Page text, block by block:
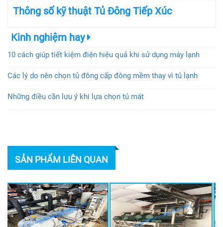
Thông số kỹ thuật Tủ Đông Tiếp Xúc
Kinh nghiệm hay
10 cách giúp tiết kiệm điện hiệu quả khi sử dụng máy lạnh
Các lý do nên chọn tủ đông cấp đông mềm thay vì tủ lạnh
Những điều cần lưu ý khi lựa chọn tủ mát
SẢN PHẨM LIÊN QUAN